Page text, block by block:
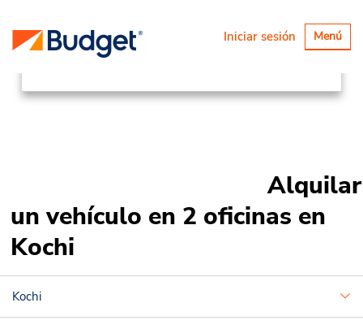
Alternar
Menú
Iniciar sesión
Ubicaciones Asia Pacific
Japan
Kochi
Alquilar
un vehículo en 2 oficinas en
Kochi
Kochi